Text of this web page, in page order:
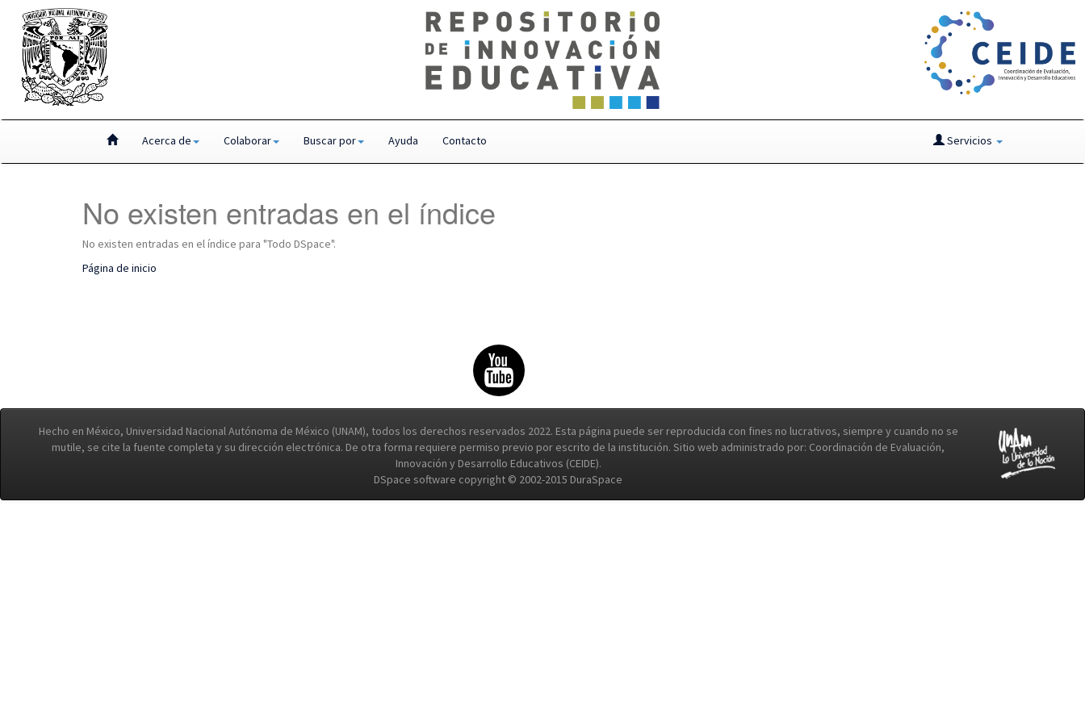
Acerca de Colaborar Buscar por Ayuda Contacto Servicios
No existen entradas en el índice
No existen entradas en el índice para "Todo DSpace".
Página de inicio
Hecho en México, Universidad Nacional Autónoma de México (UNAM), todos los derechos reservados 2022. Esta página puede ser reproducida con fines no lucrativos, siempre y cuando no se
mutile, se cite la fuente completa y su dirección electrónica. De otra forma requiere permiso previo por escrito de la institución. Sitio web administrado por: Coordinación de Evaluación,
Innovación y Desarrollo Educativos (CEIDE).
DSpace software copyright © 2002-2015 DuraSpace